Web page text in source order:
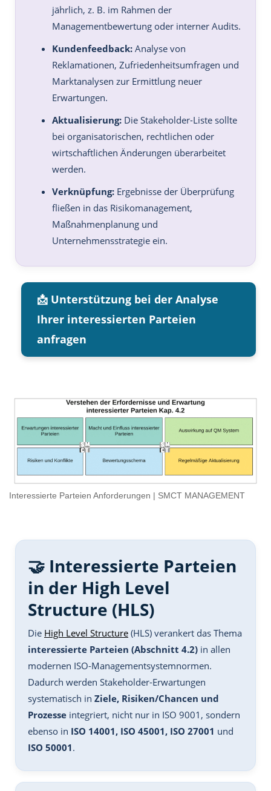
jährlich, z. B. im Rahmen der
Managementbewertung oder interner Audits.
Kundenfeedback: Analyse von
Reklamationen, Zufriedenheitsumfragen und
Marktanalysen zur Ermittlung neuer
Erwartungen.
Aktualisierung: Die Stakeholder-Liste sollte
bei organisatorischen, rechtlichen oder
wirtschaftlichen Änderungen überarbeitet
werden.
Verknüpfung: Ergebnisse der Überprüfung
fließen in das Risikomanagement,
Maßnahmenplanung und
Unternehmensstrategie ein.
📩 Unterstützung bei der Analyse
Ihrer interessierten Parteien
anfragen
Interessierte Parteien Anforderungen | SMCT MANAGEMENT
🤝 Interessierte Parteien
in der High Level
Structure (HLS)
Die High Level Structure (HLS) verankert das Thema
interessierte Parteien (Abschnitt 4.2) in allen
modernen ISO-Managementsystemnormen.
Dadurch werden Stakeholder-Erwartungen
systematisch in Ziele, Risiken/Chancen und
Prozesse integriert, nicht nur in ISO 9001, sondern
ebenso in ISO 14001, ISO 45001, ISO 27001 und
ISO 50001.